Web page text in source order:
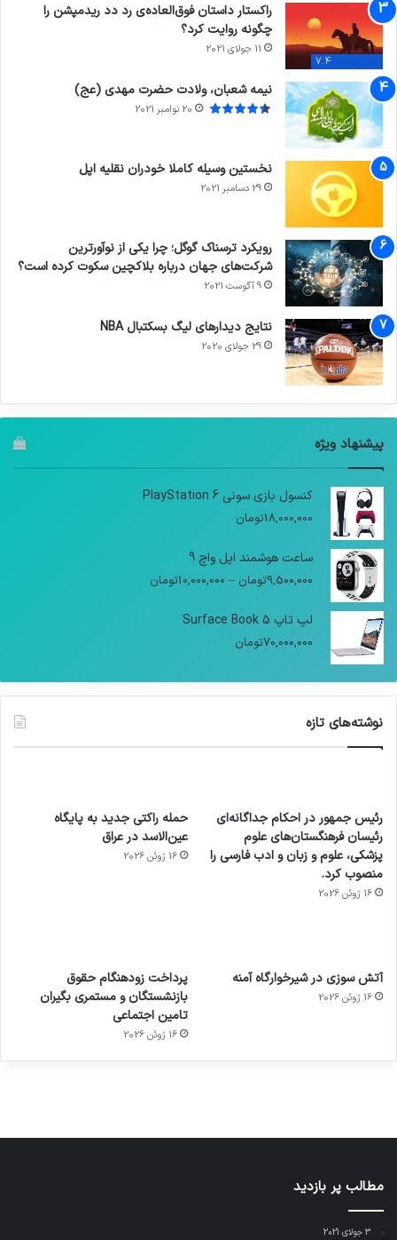
7.4
راکستار داستان فوق‌العاده‌ی رد دد ریدمپشن را
چگونه روایت کرد؟
11 جولای 2021
نیمه شعبان، ولادت حضرت مهدی (عج)
20 نوامبر 2021
نخستین وسیله کاملا خودران نقلیه اپل
29 دسامبر 2021
رویکرد ترسناک گوگل؛ چرا یکی از نوآورترین
شرکت‌های جهان درباره بلاکچین سکوت کرده است؟
9 آگوست 2021
نتایج دیدار‌های لیگ بسکتبال NBA
29 جولای 2020
پیشنهاد ویژه
کنسول بازی سونی PlayStation 6
18,000,000تومان
ساعت هوشمند اپل واچ 9
9,500,000تومان –
10,000,000تومان
لپ تاپ Surface Book 5
70,000,000تومان
نوشته‌های تازه
رئیس جمهور در احکام جداگانه‌ای
رئیسان فرهنگستان‌های علوم
پزشکی، علوم و زبان و ادب فارسی را
منصوب کرد.
16 ژوئن 2026
حمله راکتی جدید به پایگاه
عین‌الاسد در عراق
16 ژوئن 2026
آتش سوزی در شیرخوارگاه آمنه
16 ژوئن 2026
پرداخت زودهنگام حقوق
بازنشستگان و مستمری بگیران
تامین اجتماعی
16 ژوئن 2026
برای
کشف
توسط
مجازی
…
ساعت
هوشمند
با طعم
توسط
ژاکت
در
های
2023
توسط
مطالب پر بازدید
3 جولای 2021